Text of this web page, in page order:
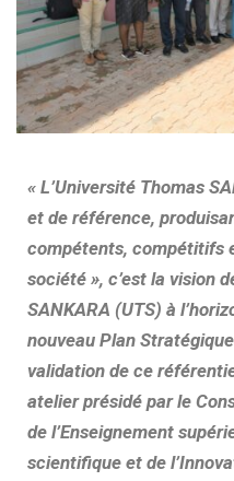
« L’Université Thomas
et de référence,
compétents, compétitifs
société », c’est la vision
SANKARA (UTS) à
nouveau Plan
validation de ce
atelier présidé par le
de l’Enseignement
scientifique et de